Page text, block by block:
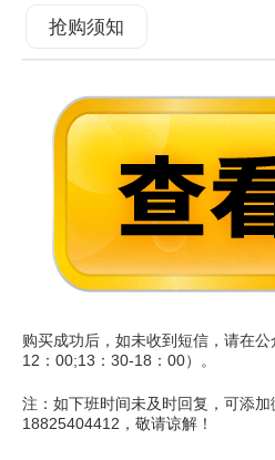
抢购须知
购买成功后，如未收到短信，请在
12：00;13：30-18：00）。
注：如下班时间未及时回复，可添
18825404412，敬请谅解！